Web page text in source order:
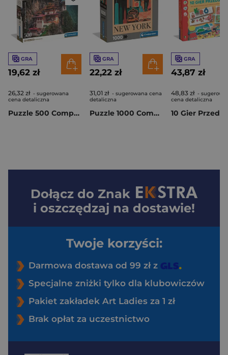
GRA
19,62 zł
26,32 zł - sugerowana
cena detaliczna
Puzzle 500 Compact the Tiger’s Nest 35619
GRA
22,22 zł
31,01 zł - sugerowana cena
detaliczna
Puzzle 1000 Compact New York 37116
GRA
43,87 zł
48,83 zł -
cena detaliczna
Dołącz do Znak
i oszczędzaj na dostawie!
Twoje korzyści:
Darmowa dostawa od 99 zł z
Specjalne zniżki tylko dla klubowiczów
Pakiet zakładek Art Ladies za 1 zł
Brak opłat za uczestnictwo